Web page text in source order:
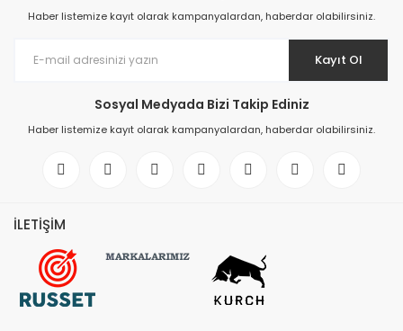
Haber listemize kayıt olarak kampanyalardan, haberdar olabilirsiniz.
Kayıt Ol
Sosyal Medyada Bizi Takip Ediniz
Haber listemize kayıt olarak kampanyalardan, haberdar olabilirsiniz.
İLETİŞİM